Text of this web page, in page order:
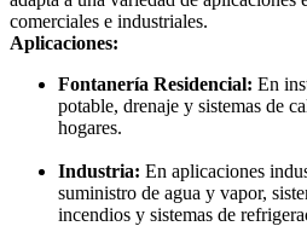
comerciales e industriales.
Aplicaciones:
Fontanería Residencial: En
potable, drenaje y sistemas de
hogares.
Industria: En aplicaciones
suministro de agua y vapor,
incendios y sistemas de